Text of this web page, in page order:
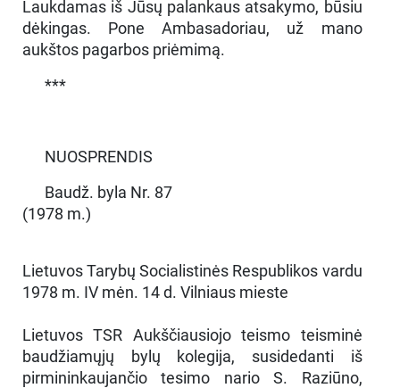
Laukdamas iš Jūsų palankaus atsakymo, būsiu
dėkingas. Pone Ambasadoriau, už mano
aukštos pagarbos priėmimą.
***
NUOSPRENDIS
Baudž. byla Nr. 87
(1978 m.)
Lietuvos Tarybų Socialistinės Respublikos vardu
1978 m. IV mėn. 14 d. Vilniaus mieste
Lietuvos TSR Aukščiausiojo teismo teisminė
baudžiamųjų bylų kolegija, susidedanti iš
pirmininkaujančio tesimo nario S. Raziūno,